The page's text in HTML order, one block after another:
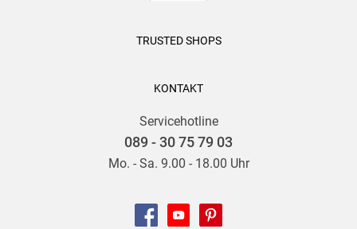
TRUSTED SHOPS
KONTAKT
Servicehotline
089 - 30 75 79 03
Mo. - Sa. 9.00 - 18.00 Uhr